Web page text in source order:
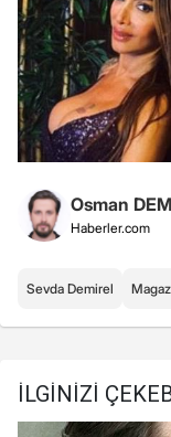
Osman
Haberler.com
Sevda Demirel